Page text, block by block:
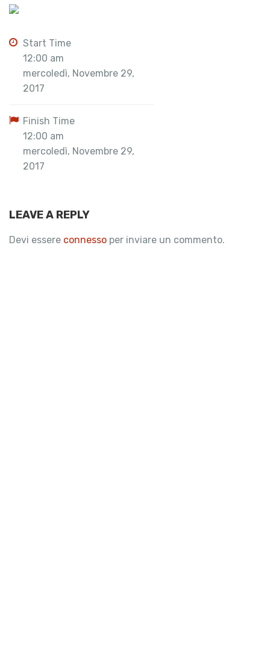
Start Time
12:00 am
mercoledì, Novembre 29,
2017
Finish Time
12:00 am
mercoledì, Novembre 29,
2017
LEAVE A REPLY
Devi essere connesso per inviare un commento.